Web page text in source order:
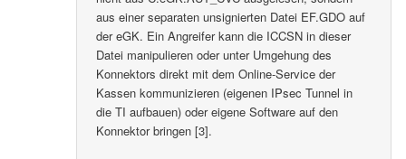
aus einer separaten unsignierten Datei EF.GDO auf
der eGK. Ein Angreifer kann die ICCSN in dieser
Datei manipulieren oder unter Umgehung des
Konnektors direkt mit dem Online-Service der
Kassen kommunizieren (eigenen IPsec Tunnel in
die TI aufbauen) oder eigene Software auf den
Konnektor bringen [3].